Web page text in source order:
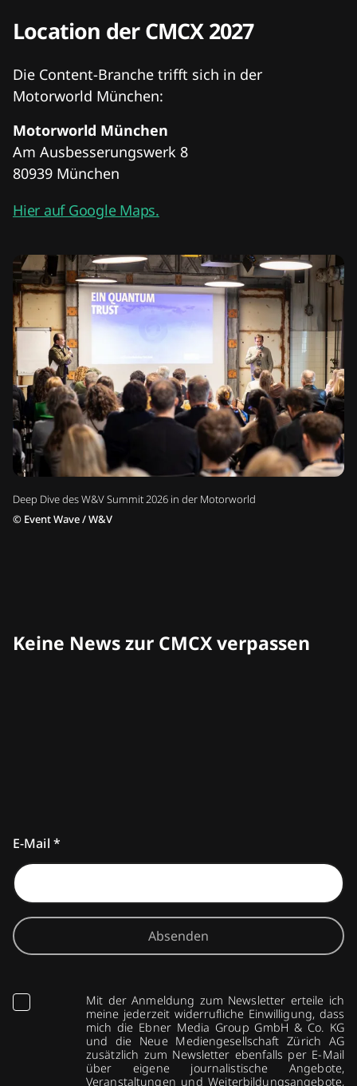
Deep Dive des W&V Summit 2026 in der Motorworld
© Event Wave / W&V
Location der CMCX 2027
Die Content-Branche trifft sich in der
Motorworld München:
Motorworld München
Am Ausbesserungswerk 8
80939 München
Hier auf Google Maps.
Keine News zur CMCX verpassen
E-Mail *
Absenden
Mit der Anmeldung zum Newsletter erteile ich
meine jederzeit widerrufliche Einwilligung, dass
mich die Ebner Media Group GmbH & Co. KG
und die Neue Mediengesellschaft Zürich AG
zusätzlich zum Newsletter ebenfalls per E-Mail
über eigene journalistische Angebote,
Veranstaltungen und Weiterbildungsangebote,